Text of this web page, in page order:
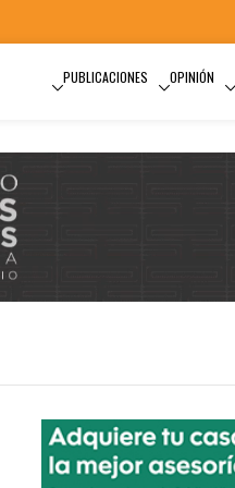
PUBLICACIONES OPINIÓN